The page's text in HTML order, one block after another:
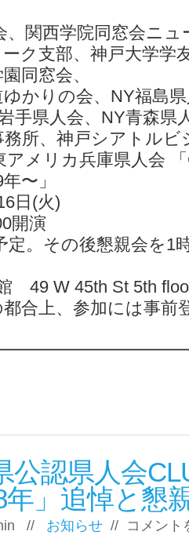
、関西学院同窓会ニュ
ク支部、神戸大学学
同窓会、
かりの会、NY福島
手県人会、NY青森県
所、神戸シアトル
アメリカ兵庫県人会
〜」
日(火)
開演
定。その後懇親会を1
49 W 45th St 5th
合上、参加には事前
公認県人会
」追悼と懇
// お知らせ //
第
コメント